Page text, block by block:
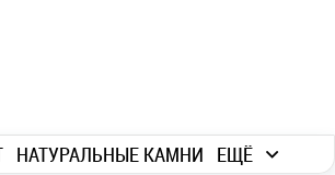
НАТУРАЛЬНЫЕ КАМНИ ЕЩЁ